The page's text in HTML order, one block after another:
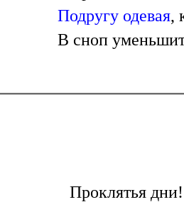
Подругу одевая,
В сноп
Проклятья